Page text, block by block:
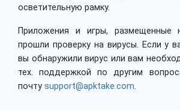
осветительную рамку.
Приложения и игры, размещенные
прошли проверку на вирусы. Если у
вы обнаружили вирус или вам
тех. поддержкой по другим
почту support@apktake.com.